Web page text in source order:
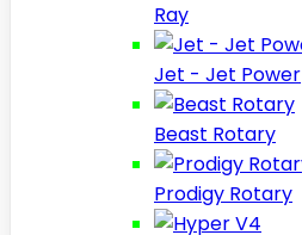
Ray
Jet - Jet Power
Beast Rotary
Prodigy Rotary